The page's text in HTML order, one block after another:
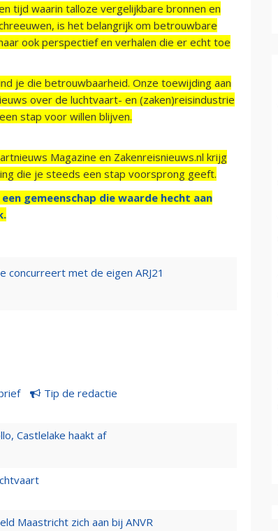
tijd waarin talloze vergelijkbare bronnen en
is het belangrijk om betrouwbare
ook perspectief en verhalen die er echt toe
je die betrouwbaarheid. Onze toewijding aan
over de luchtvaart- en (zaken)reisindustrie
stap voor willen blijven.
Magazine en Zakenreisnieuws.nl krijg
die je steeds een stap voorsprong geeft.
gemeenschap die waarde hecht aan
concurreert met de eigen ARJ21
Tip de redactie
Castlelake haakt af
Maastricht zich aan bij ANVR